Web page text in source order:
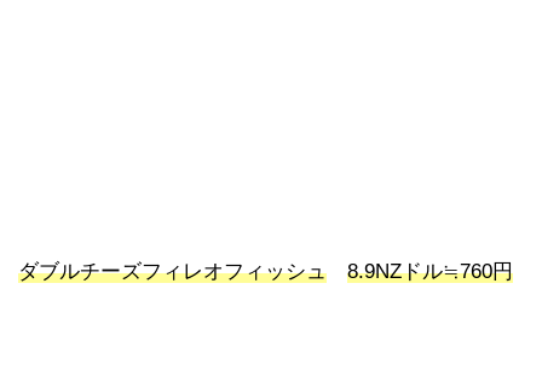
ダブルチーズフィレオフィッシュ 8.9NZドル≒760円